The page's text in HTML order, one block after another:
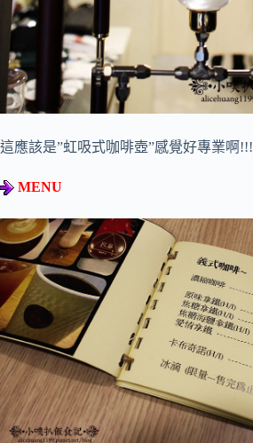
這應該是”虹吸式咖啡壺”感覺好專業啊!!!
MENU